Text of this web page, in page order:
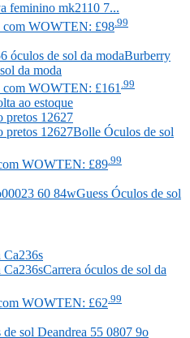
feminino mk2110 7...
com WOWTEN: £98 .99
Burberry
da moda
com WOWTEN: £161 .99
ao estoque
Bolle Óculos de sol
WOWTEN: £89 .99
Guess Óculos de sol
Carrera óculos de sol da
WOWTEN: £62 .99